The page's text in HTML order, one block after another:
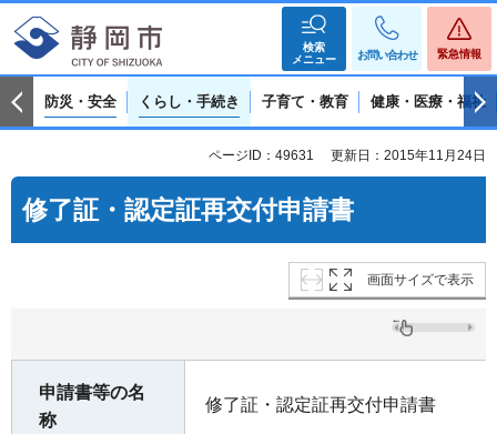
検索
メニュー
お問い合わせ 緊急情報
防災・安全 くらし・手続き 子育て・教育 健康・医療・福祉
ページID：49631 更新日：2015年11月24日
修了証・認定証再交付申請書
画面サイズで表示
申請書等の名
称
修了証・認定証再交付申請書